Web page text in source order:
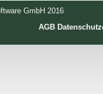
GmbH 2016
AGB